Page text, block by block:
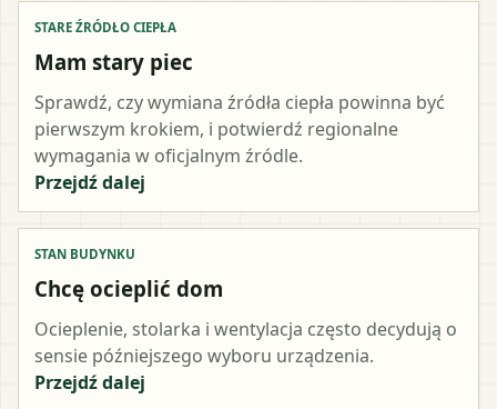
STARE ŹRÓDŁO CIEPŁA
Mam stary piec
Sprawdź, czy wymiana źródła ciepła powinna być
pierwszym krokiem, i potwierdź regionalne
wymagania w oficjalnym źródle.
Przejdź dalej
STAN BUDYNKU
Chcę ocieplić dom
Ocieplenie, stolarka i wentylacja często decydują o
sensie późniejszego wyboru urządzenia.
Przejdź dalej